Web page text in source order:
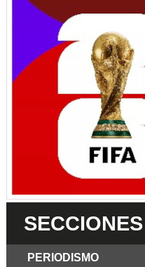
SECCIONES
PERIODISMO